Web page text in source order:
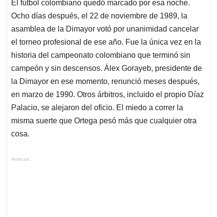
El fútbol colombiano quedó marcado por esa noche.
Ocho días después, el 22 de noviembre de 1989, la
asamblea de la Dimayor votó por unanimidad cancelar
el torneo profesional de ese año. Fue la única vez en la
historia del campeonato colombiano que terminó sin
campeón y sin descensos. Álex Gorayeb, presidente de
la Dimayor en ese momento, renunció meses después,
en marzo de 1990. Otros árbitros, incluido el propio Díaz
Palacio, se alejaron del oficio. El miedo a correr la
misma suerte que Ortega pesó más que cualquier otra
cosa.
Anuncios.